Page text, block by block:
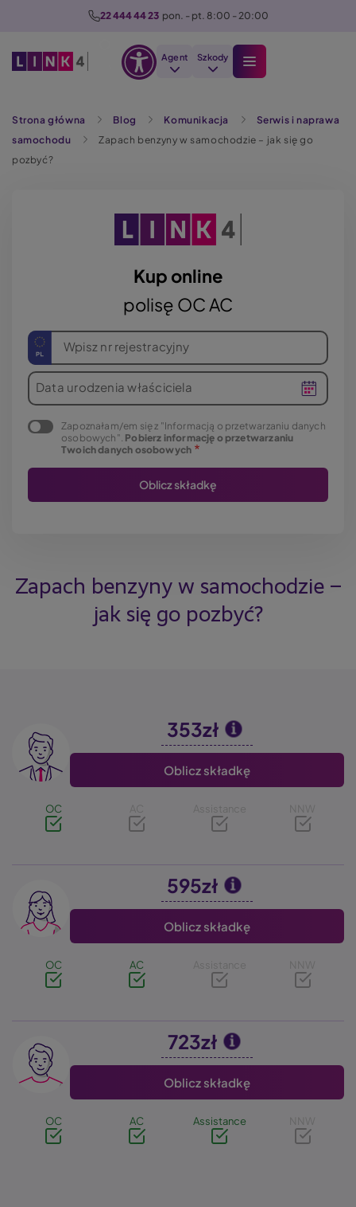
22 444 44 23 pon. - pt. 8:00 - 20:00
Agent Szkody
Strona główna Blog Komunikacja
Serwis i naprawa
samochodu
Zapach benzyny w samochodzie – jak się go
pozbyć?
Kup online
polisę OC AC
Wpisz nr rejestracyjny
Data urodzenia właściciela
Zapoznałam/em się z "Informacją o przetwarzaniu danych
osobowych". Pobierz informację o przetwarzaniu
Twoich danych osobowych
Zapach benzyny w samochodzie –
jak się go pozbyć?
Image 353zł
Oblicz składkę
OC AC Assistance NNW
Image 595zł
Oblicz składkę
OC AC Assistance NNW
Image 723zł
Oblicz składkę
OC AC Assistance NNW